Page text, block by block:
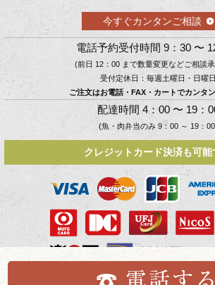
今すぐカンタンご相談
電話予約受付時間 9：30 〜
(前日 12：00 まで数量変更などご相談
受付定休日：毎週土曜日・日曜日
ご注文はお電話・FAX・カートでカンタ
配達時間 4：00 〜 19：
(魚・肉弁当のみ 9：00 ～ 19：
クレジットカード決済も可能